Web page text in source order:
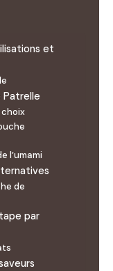
et
Patrelle
choix
l’umami
de
par